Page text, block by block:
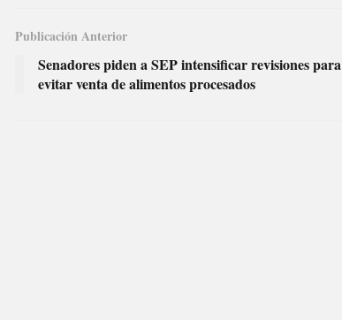
Publicación Anterior
Senadores piden a SEP intensificar revisiones para
evitar venta de alimentos procesados